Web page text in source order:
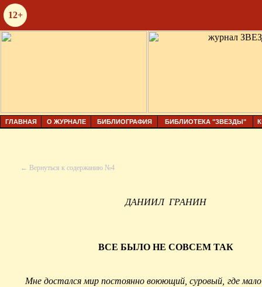
12+
ГЛАВНАЯ О ЖУРНАЛЕ БИБЛИОГРАФИЯ БИБЛИОТЕКА "ЗВЕЗДЫ"
← Вернуться к содержанию №4
ДАНИИЛ ГРАНИН
ВСЕ БЫЛО НЕ СОВСЕМ ТАК
Мне достался мир постоянно воюющий, суровый, где